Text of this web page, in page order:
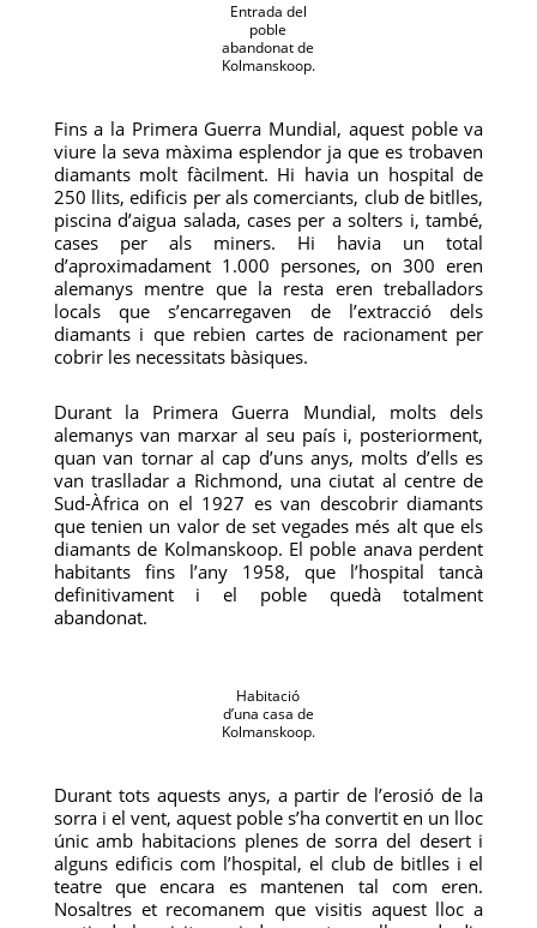
Entrada del
poble
abandonat de
Kolmanskoop.
Fins a la Primera Guerra Mundial, aquest poble va
viure la seva màxima esplendor ja que es trobaven
diamants molt fàcilment. Hi havia un hospital de
250 llits, edificis per als comerciants, club de bitlles,
piscina d’aigua salada, cases per a solters i, també,
cases per als miners. Hi havia un total
d’aproximadament 1.000 persones, on 300 eren
alemanys mentre que la resta eren treballadors
locals que s’encarregaven de l’extracció dels
diamants i que rebien cartes de racionament per
cobrir les necessitats bàsiques.
Durant la Primera Guerra Mundial, molts dels
alemanys van marxar al seu país i, posteriorment,
quan van tornar al cap d’uns anys, molts d’ells es
van traslladar a Richmond, una ciutat al centre de
Sud-Àfrica on el 1927 es van descobrir diamants
que tenien un valor de set vegades més alt que els
diamants de Kolmanskoop. El poble anava perdent
habitants fins l’any 1958, que l’hospital tancà
definitivament i el poble quedà totalment
abandonat.
Habitació
d’una casa de
Kolmanskoop.
Durant tots aquests anys, a partir de l’erosió de la
sorra i el vent, aquest poble s’ha convertit en un lloc
únic amb habitacions plenes de sorra del desert i
alguns edificis com l’hospital, el club de bitlles i el
teatre que encara es mantenen tal com eren.
Nosaltres et recomanem que visitis aquest lloc a